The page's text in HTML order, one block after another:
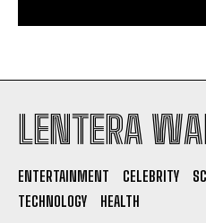
LENTERA
ENTERTAINMENT CELEBRITY
TECHNOLOGY
HEALTH